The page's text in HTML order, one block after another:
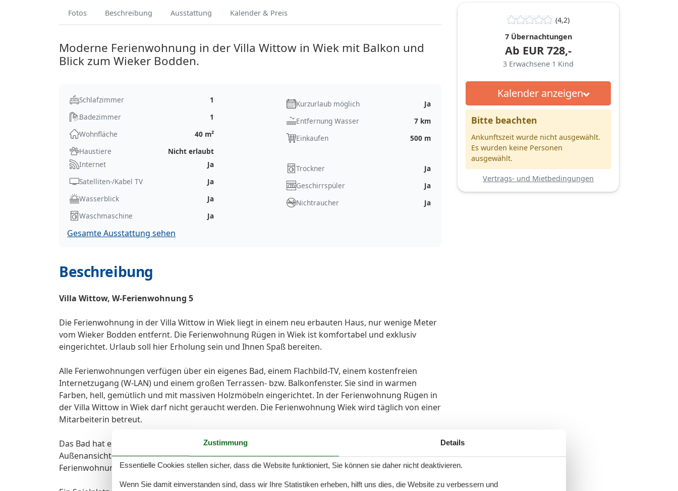
Fotos Beschreibung Ausstattung Kalender & Preis
Moderne Ferienwohnung in der Villa Wittow in Wiek mit Balkon und
Blick zum Wieker Bodden.
Schlafzimmer
1
Badezimmer
1
Wohnfläche
40 m²
Haustiere
Nicht erlaubt
Kurzurlaub möglich
Ja
Entfernung Wasser
7 km
Einkaufen
500 m
Internet
Ja
Satelliten-/Kabel TV
Ja
Wasserblick
Ja
Waschmaschine
Ja
Trockner
Ja
Geschirrspüler
Ja
Nichtraucher
Ja
Gesamte Ausstattung sehen
Beschreibung
Villa Wittow, W-Ferienwohnung 5
Die Ferienwohnung in der Villa Wittow in Wiek liegt in einem neu erbauten Haus, nur wenige Meter
vom Wieker Bodden entfernt. Die Ferienwohnung Rügen in Wiek ist komfortabel und exklusiv
eingerichtet. Urlaub soll hier Erholung sein und Ihnen Spaß bereiten.
Alle Ferienwohnungen verfügen über ein eigenes Bad, einem Flachbild-TV, einem kostenfreien
Internetzugang (W-LAN) und einem großen Terrassen- bzw. Balkonfenster. Sie sind in warmen
Farben, hell, gemütlich und mit massiven Holzmöbeln eingerichtet. In der Ferienwohnung Rügen in
der Villa Wittow in Wiek darf nicht geraucht werden. Die Ferienwohnung Wiek wird täglich von einer
Mitarbeiterin betreut.
Das Bad hat eine ebenerdige Dusche und ein Fenster mit Blick ins Grüne (siehe Beispielbild bei den
Außenansichten). Die separate Küche hat ebenfalls ein großes Fenster mit Blick ins Grüne. Die
Ferienwohnungen 1 und 3 sind barrierefrei und rollstuhlgerecht.
(4,2)
7 Übernachtungen
Ab EUR 728,-
3 Erwachsene 1 Kind
Kalender anzeigen
Bitte beachten
Ankunftszeit wurde nicht ausgewählt.
Es wurden keine Personen
ausgewählt.
Vertrags- und Mietbedingungen
Zustimmung Details
Essentielle Cookies stellen sicher, dass die Website funktioniert, Sie können sie daher nicht deaktivieren.
Wenn Sie damit einverstanden sind, dass wir Ihre Statistiken erheben, hilft uns dies, die Website zu verbessern und